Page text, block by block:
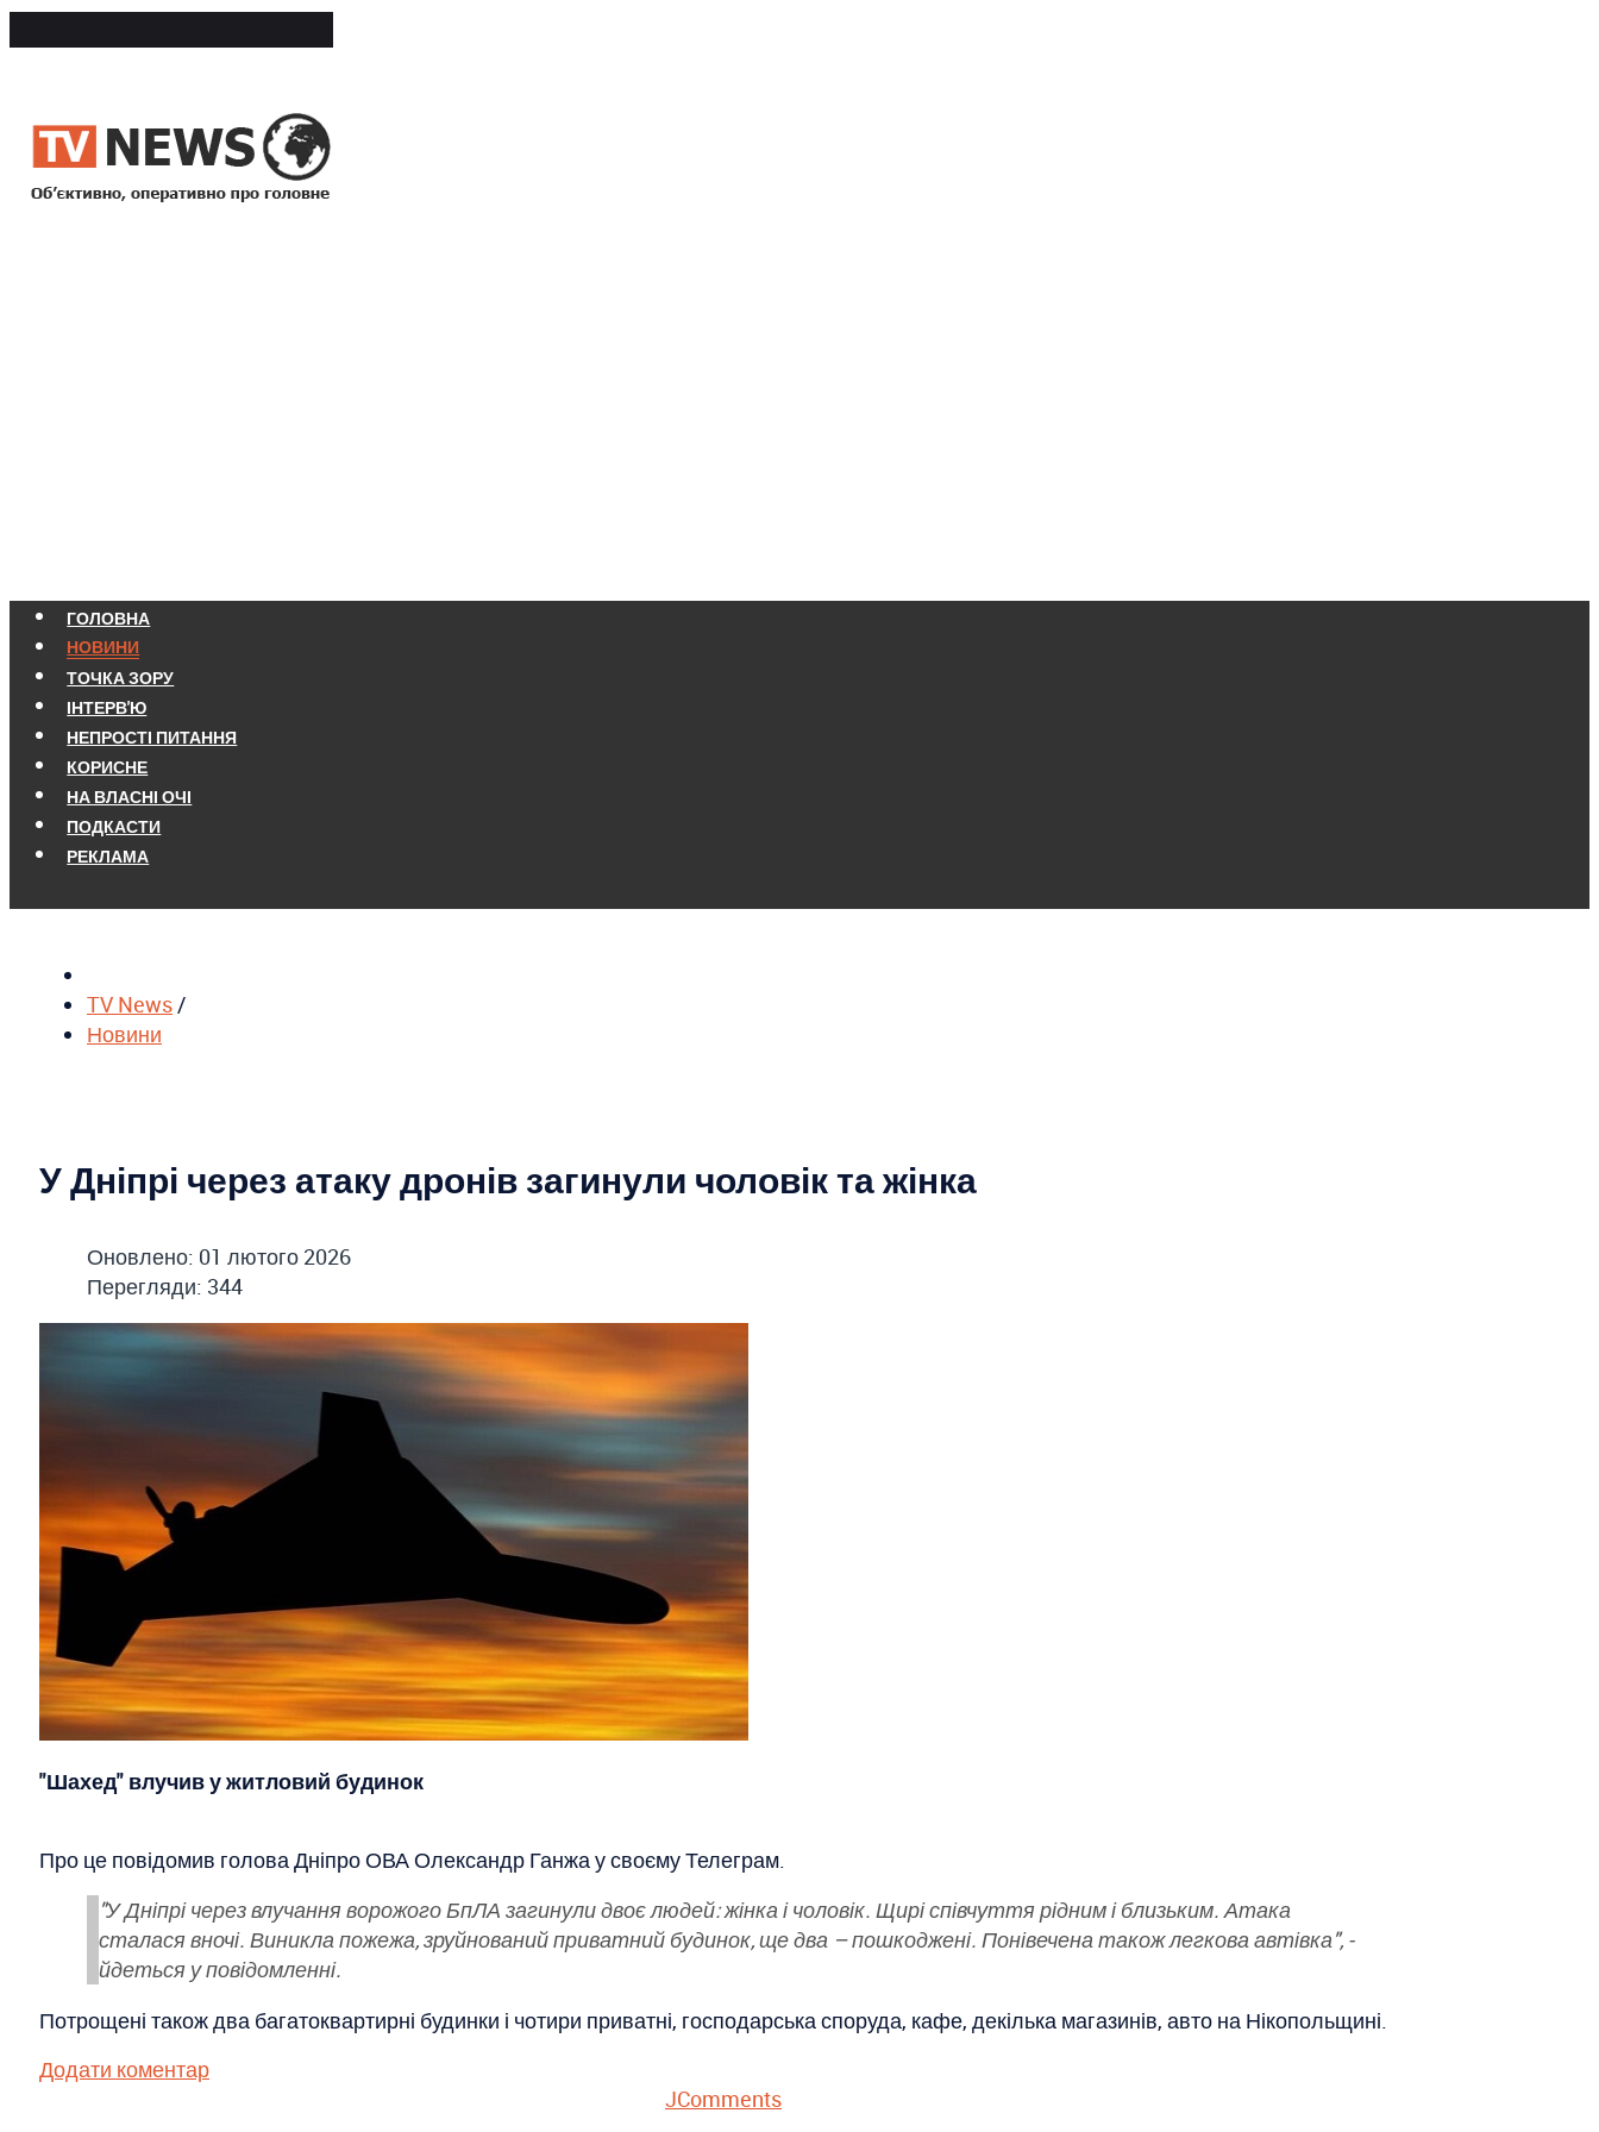
ГОЛОВНА
НОВИНИ
ТОЧКА ЗОРУ
ІНТЕРВ'Ю
НЕПРОСТІ ПИТАННЯ
КОРИСНЕ
НА ВЛАСНІ ОЧІ
ПОДКАСТИ
РЕКЛАМА
TV News /
Новини
У Дніпрі через атаку дронів загинули чоловік та жінка
Оновлено: 01 лютого 2026
Перегляди: 344
"Шахед" влучив у житловий будинок
Про це повідомив голова Дніпро ОВА Олександр Ганжа у своєму Телеграм.
"У Дніпрі через влучання ворожого БпЛА загинули двоє людей: жінка і чоловік. Щирі співчуття рідним і близьким. Атака
сталася вночі. Виникла пожежа, зруйнований приватний будинок, ще два – пошкоджені. Понівечена також легкова автівка", -
йдеться у повідомленні.
Потрощені також два багатоквартирні будинки і чотири приватні, господарська споруда, кафе, декілька магазинів, авто на Нікопольщині.
Додати коментар
JComments